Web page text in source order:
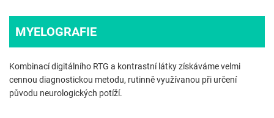
MYELOGRAFIE
Kombinací digitálního RTG a kontrastní látky získáváme velmi
cennou diagnostickou metodu, rutinně využívanou při určení
původu neurologických potíží.